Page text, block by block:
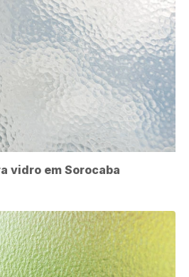
vidro em Sorocaba